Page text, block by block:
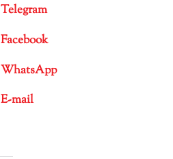
Telegram
Facebook
WhatsApp
E-mail